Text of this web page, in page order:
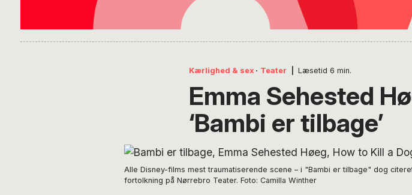
Kærlighed & sex · Teater Læsetid 6 min.
Emma Sehested
‘Bambi er tilbage’
Alle Disney-films mest traumatiserende scene – i "Bambi er tilbage" dog
fortolkning på Nørrebro Teater. Foto: Camilla Winther